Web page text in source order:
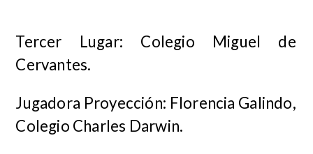
Tercer Lugar: Colegio Miguel de
Cervantes.
Jugadora Proyección: Florencia Galindo,
Colegio Charles Darwin.